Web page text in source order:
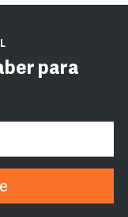
para